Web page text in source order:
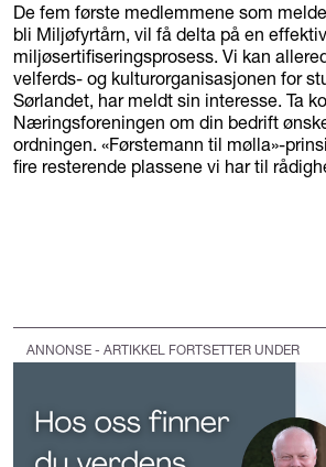
De fem første medlemmene som
bli Miljøfyrtårn, vil få delta på en
miljøsertifiseringsprosess. Vi kan
velferds- og kulturorganisasjonen for
Sørlandet, har meldt sin interesse. Ta
Næringsforeningen om din bedrift
ordningen. «Førstemann til mølla»-
fire resterende plassene vi har til
ANNONSE - ARTIKKEL FORTSETTER UNDER